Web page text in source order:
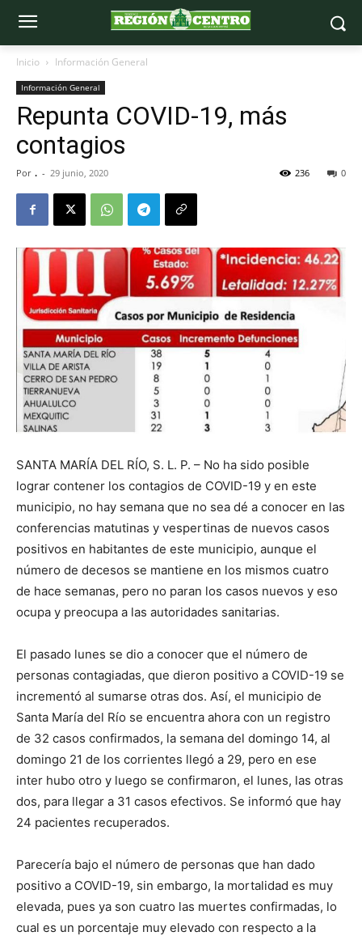
Inicio Información General
Información General
Repunta COVID-19, más
contagios
Por . - 29 junio, 2020 0
236
SANTA MARÍA DEL RÍO, S. L. P. – No ha sido posible
lograr contener los contagios de COVID-19 y en este
municipio, no hay semana que no sea dé a conocer en las
conferencias matutinas y vespertinas de nuevos casos
positivos en habitantes de este municipio, aunque el
número de decesos se mantiene en los mismos cuatro
de hace semanas, pero no paran los casos nuevos y eso
ocupa y preocupa a las autoridades sanitarias.
El pasado lunes se dio a conocer que el número de
personas contagiadas, que dieron positivo a COVID-19 se
incrementó al sumarse otras dos. Así, el municipio de
Santa María del Río se encuentra ahora con un registro
de 32 casos confirmados, la semana del domingo 14, al
domingo 21 de los corrientes llegó a 29, pero en ese
inter hubo otro y luego se confirmaron, el lunes, las otras
dos, para llegar a 31 casos efectivos. Se informó que hay
24 pacientes recuperados.
Parecería bajo el número de personas que han dado
positivo a COVID-19, sin embargo, la mortalidad es muy
elevada, pues ya son cuatro las muertes confirmadas, lo
cual es un porcentaje muy elevado con respecto a la